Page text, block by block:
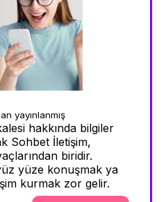
yayınlanmış
hakkında bilgiler
Sohbet İletişim,
biridir.
yüze konuşmak ya
kurmak zor gelir.